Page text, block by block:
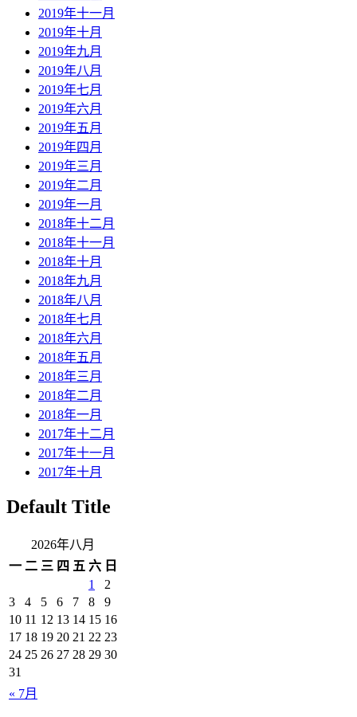
2019年十一月
2019年十月
2019年九月
2019年八月
2019年七月
2019年六月
2019年五月
2019年四月
2019年三月
2019年二月
2019年一月
2018年十二月
2018年十一月
2018年十月
2018年九月
2018年八月
2018年七月
2018年六月
2018年五月
2018年三月
2018年二月
2018年一月
2017年十二月
2017年十一月
2017年十月
Default Title
2026年八月
一 二 三 四 五 六 日
« 7月
1
2
3
4 5 6 7 8
9
10 11 12 13 14 15 16
17 18 19 20 21 22 23
24 25 26 27 28 29 30
31